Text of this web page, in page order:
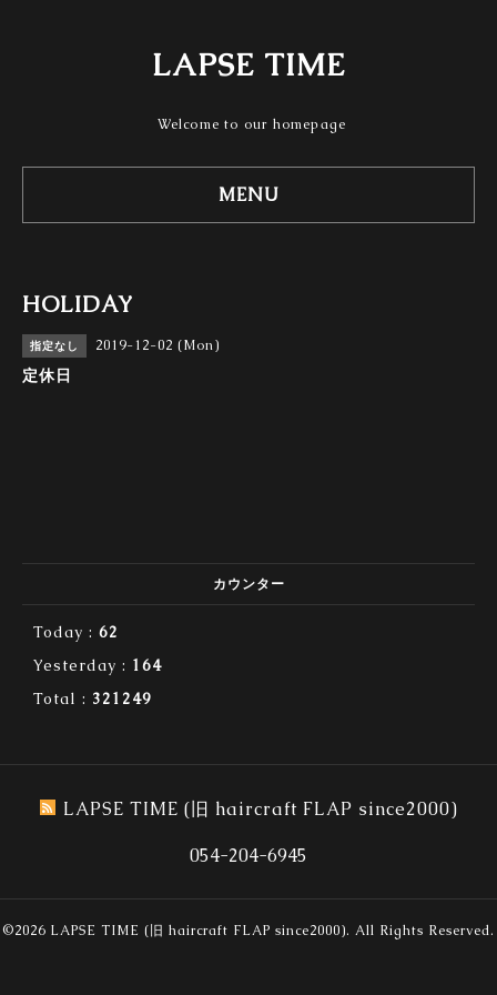
LAPSE TIME
Welcome to our homepage
MENU
HOLIDAY
指定なし 2019-12-02 (Mon)
定休日
カウンター
Today : 62
Yesterday : 164
Total : 321249
LAPSE TIME (旧 haircraft FLAP since2000)
054-204-6945
©2026 LAPSE TIME (旧 haircraft FLAP since2000). All Rights Reserved.